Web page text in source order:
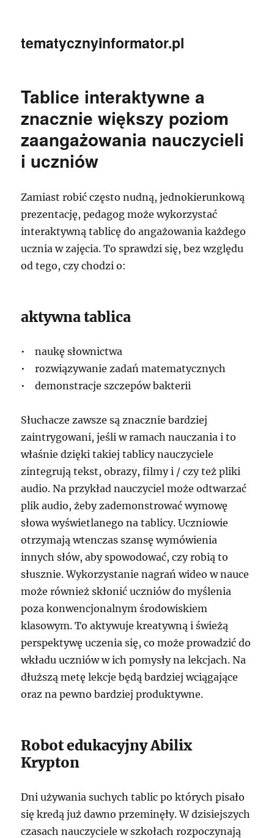
tematycznyinformator.pl
Tablice interaktywne a
znacznie większy poziom
zaangażowania nauczycieli
i uczniów
Zamiast robić często nudną, jednokierunkową
prezentację, pedagog może wykorzystać
interaktywną tablicę do angażowania każdego
ucznia w zajęcia. To sprawdzi się, bez względu
od tego, czy chodzi o:
aktywna tablica
• naukę słownictwa
• rozwiązywanie zadań matematycznych
• demonstracje szczepów bakterii
Słuchacze zawsze są znacznie bardziej
zaintrygowani, jeśli w ramach nauczania i to
właśnie dzięki takiej tablicy nauczyciele
zintegrują tekst, obrazy, filmy i / czy też pliki
audio. Na przykład nauczyciel może odtwarzać
plik audio, żeby zademonstrować wymowę
słowa wyświetlanego na tablicy. Uczniowie
otrzymają wtenczas szansę wymówienia
innych słów, aby spowodować, czy robią to
słusznie. Wykorzystanie nagrań wideo w nauce
może również skłonić uczniów do myślenia
poza konwencjonalnym środowiskiem
klasowym. To aktywuje kreatywną i świeżą
perspektywę uczenia się, co może prowadzić do
wkładu uczniów w ich pomysły na lekcjach. Na
dłuższą metę lekcje będą bardziej wciągające
oraz na pewno bardziej produktywne.
Robot edukacyjny Abilix
Krypton
Dni używania suchych tablic po których pisało
się kredą już dawno przeminęły. W dzisiejszych
czasach nauczyciele w szkołach rozpoczynają